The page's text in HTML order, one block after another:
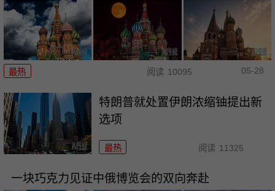
最热 阅读 10095 05-28
特朗普就处置伊朗浓缩铀提出新
选项
最热 阅读 11325
一块巧克力见证中俄博览会的双向奔赴